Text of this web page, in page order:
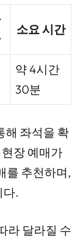
소요 시간
약 4시간
30분
해 좌석을 확
장 예매가
를 추천하며,
다.
라 달라질 수